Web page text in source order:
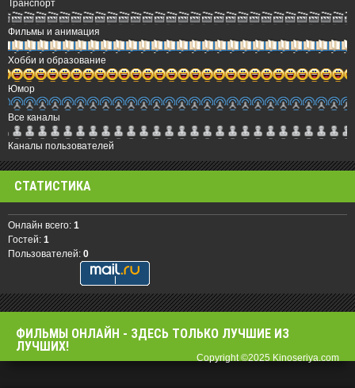
Транспорт
Фильмы и анимация
Хобби и образование
Юмор
Все каналы
Каналы пользователей
СТАТИСТИКА
Онлайн всего: 1
Гостей: 1
Пользователей: 0
ФИЛЬМЫ OНЛАЙН - ЗДЕСЬ ТОЛЬКО ЛУЧШИЕ ИЗ
ЛУЧШИХ!
Copyright ©2025 Kinoseriya.com